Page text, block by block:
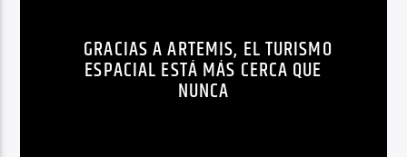
Radio holaGRACIAS A ARTEMIS, EL TURISMO
ESPACIAL ESTÁ MÁS CERCA QUE
NUNCA